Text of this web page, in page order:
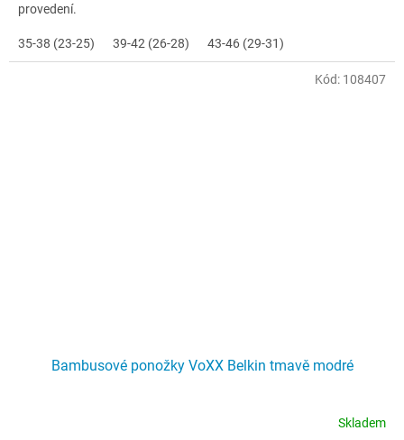
provedení.
35-38 (23-25) 39-42 (26-28) 43-46 (29-31)
Bambusové ponožky VoXX Belkin tmavě modré
Skladem
Kód: 108407